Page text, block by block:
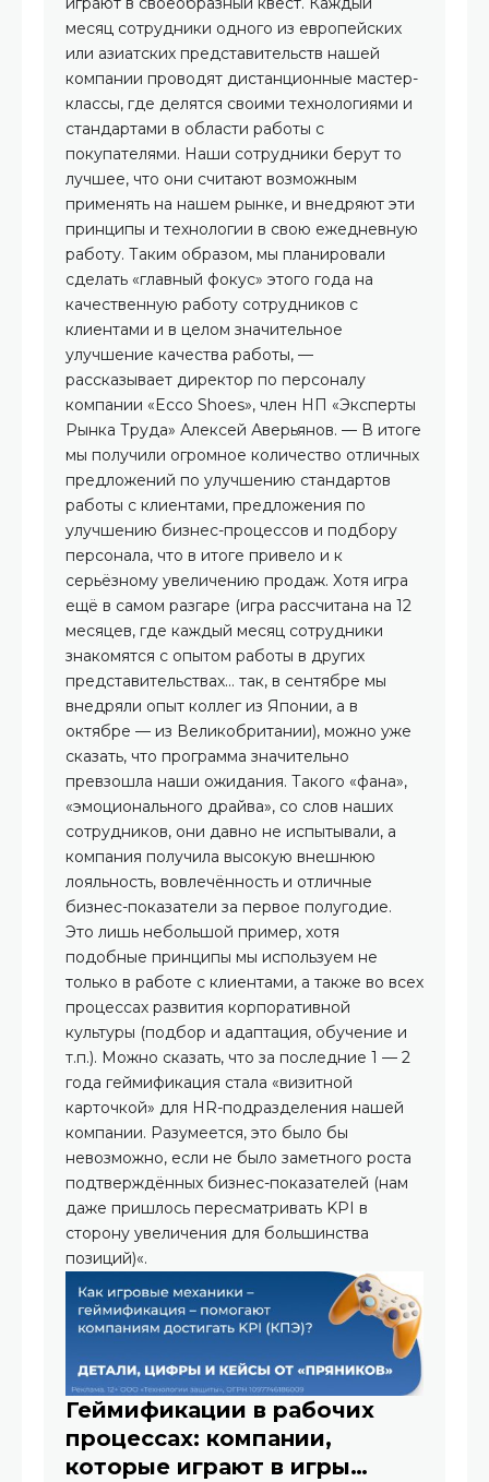
месяц сотрудники одного из европейских
или азиатских представительств нашей
компании проводят дистанционные мастер-
классы, где делятся своими технологиями и
стандартами в области работы с
покупателями. Наши сотрудники берут то
лучшее, что они считают возможным
применять на нашем рынке, и внедряют эти
принципы и технологии в свою ежедневную
работу. Таким образом, мы планировали
сделать «главный фокус» этого года на
качественную работу сотрудников с
клиентами и в целом значительное
улучшение качества работы, —
рассказывает директор по персоналу
компании «Ecco Shoes», член НП «Эксперты
Рынка Труда» Алексей Аверьянов. — В итоге
мы получили огромное количество отличных
предложений по улучшению стандартов
работы с клиентами, предложения по
улучшению бизнес-процессов и подбору
персонала, что в итоге привело и к
серьёзному увеличению продаж. Хотя игра
ещё в самом разгаре (игра рассчитана на 12
месяцев, где каждый месяц сотрудники
знакомятся с опытом работы в других
представительствах… так, в сентябре мы
внедряли опыт коллег из Японии, а в
октябре — из Великобритании), можно уже
сказать, что программа значительно
превзошла наши ожидания. Такого «фана»,
«эмоционального драйва», со слов наших
сотрудников, они давно не испытывали, а
компания получила высокую внешнюю
лояльность, вовлечённость и отличные
бизнес-показатели за первое полугодие.
Это лишь небольшой пример, хотя
подобные принципы мы используем не
только в работе с клиентами, а также во всех
процессах развития корпоративной
культуры (подбор и адаптация, обучение и
т.п.). Можно сказать, что за последние 1 — 2
года геймификация стала «визитной
карточкой» для HR-подразделения нашей
компании. Разумеется, это было бы
невозможно, если не было заметного роста
подтверждённых бизнес-показателей (нам
даже пришлось пересматривать KPI в
сторону увеличения для большинства
позиций)«.
Геймификации в рабочих
процессах: компании,
которые играют в игры…